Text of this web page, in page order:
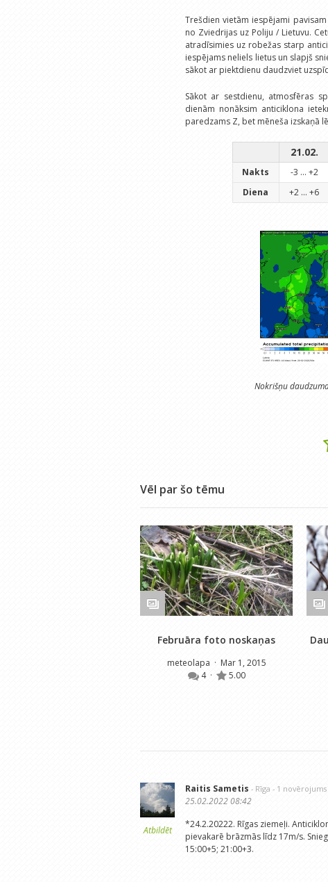
Trešdien vietām iespējami
no Zviedrijas uz Poliju / Lietuvu.
atradīsimies uz robežas starp
iespējams neliels lietus un slapjš
sākot ar piektdienu daudzviet
Sākot ar sestdienu, atmosfēras
dienām nonāksim anticiklona
paredzams Z, bet mēneša izskaņā
21.02.
Nakts -3 ... +2
Diena
+2 ... +6
Nokrišņu
Vēl par šo tēmu
Februāra foto noskaņas
meteolapa · Mar 1, 2015
4 · 5.00
Atbildēt
Raitis Sametis - Rīga - 1 novērojums
25.02.2022 08:42
*24.2.20222. Rīgas ziemeļi.
pievakarē brāzmās līdz 17m/s.
15:00+5; 21:00+3.